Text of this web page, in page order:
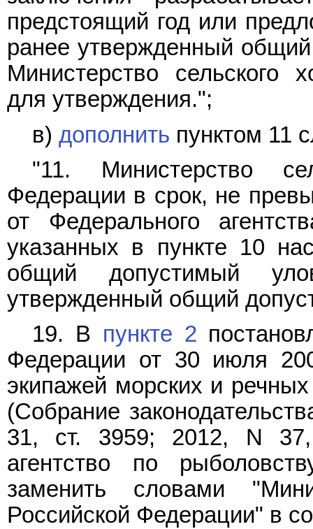
предстоящий год или
ранее утвержденный
Министерство сельского
для утверждения.";
в) дополнить пунктом 11
"11. Министерство
Федерации в срок, не
от Федерального
указанных в пункте 10
общий допустимый
утвержденный общий
19. В пункте 2
Федерации от 30 июля
экипажей морских и
(Собрание
31, ст. 3959; 2012, N
агентство по
заменить словами
Российской Федерации" в